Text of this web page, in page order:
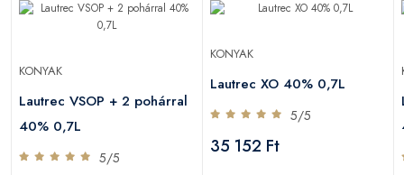
KONYAK
Lautrec VSOP + 2 pohárral
40% 0,7L
5/5
KONYAK
Lautrec XO 40% 0,7L
5/5
35 152 Ft